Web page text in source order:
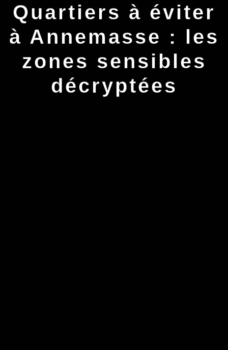
Quartiers à éviter
à Annemasse : les
zones sensibles
décryptées